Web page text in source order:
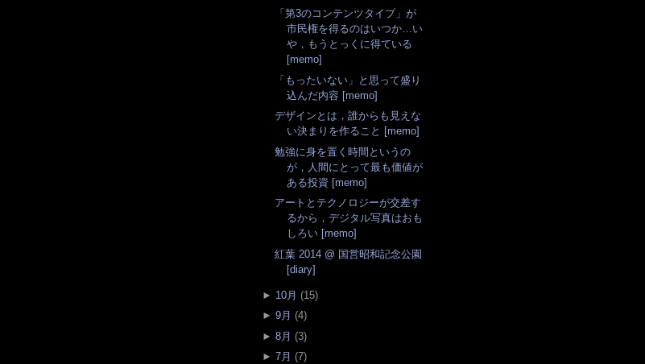
「第3のコンテンツタイプ」が
市民権を得るのはいつか…い
や，もうとっくに得ている
[memo]
「もったいない」と思って盛り
込んだ内容 [memo]
デザインとは，誰からも見えな
い決まりを作ること [memo]
勉強に身を置く時間というの
が，人間にとって最も価値が
ある投資 [memo]
アートとテクノロジーが交差す
るから，デジタル写真はおも
しろい [memo]
紅葉 2014 @ 国営昭和記念公園
[diary]
► 10月 (15)
► 9月 (4)
► 8月 (3)
► 7月 (7)